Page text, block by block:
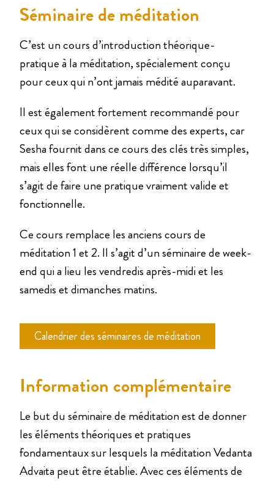
Séminaire de méditation
C’est un cours d’introduction théorique-
pratique à la méditation, spécialement conçu
pour ceux qui n’ont jamais médité auparavant.
Il est également fortement recommandé pour
ceux qui se considèrent comme des experts, car
Sesha fournit dans ce cours des clés très simples,
mais elles font une réelle différence lorsqu’il
s’agit de faire une pratique vraiment valide et
fonctionnelle.
Ce cours remplace les anciens cours de
méditation 1 et 2. Il s’agit d’un séminaire de week-
end qui a lieu les vendredis après-midi et les
samedis et dimanches matins.
Calendrier des séminaires de méditation
Information complémentaire
Le but du séminaire de méditation est de donner
les éléments théoriques et pratiques
fondamentaux sur lesquels la méditation Vedanta
Advaita peut être établie. Avec ces éléments de